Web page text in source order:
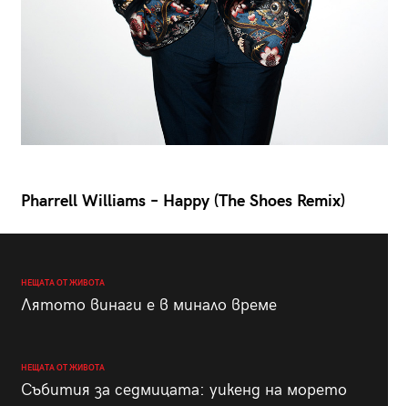
Pharrell Williams – Happy (The Shoes Remix)
НЕЩАТА ОТ ЖИВОТА
Лятото винаги е в минало време
НЕЩАТА ОТ ЖИВОТА
Събития за седмицата: уикенд на морето